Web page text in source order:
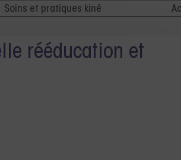
Soins et pratiques kiné
rééducation et